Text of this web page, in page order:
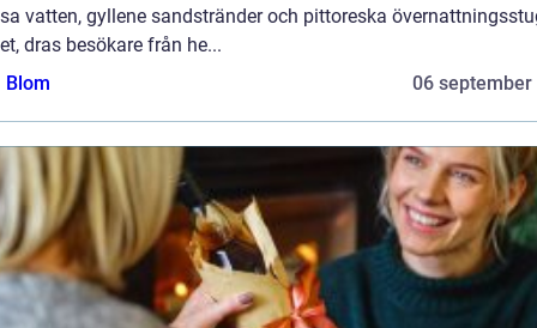
vatten, gyllene sandstränder och pittoreska
dras besökare från he...
Blom
06 september